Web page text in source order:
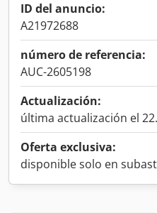
ID del anuncio:
A21972688
número de referencia:
AUC-2605198
Actualización:
última actualización el
Oferta exclusiva:
disponible solo en